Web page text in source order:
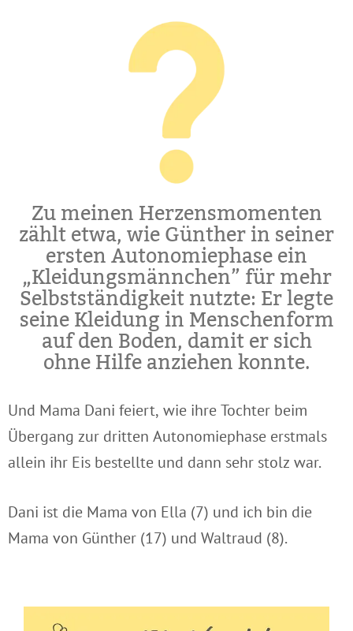
Zu meinen Herzensmomenten
zählt etwa, wie Günther in seiner
ersten Autonomiephase ein
„Kleidungsmännchen” für mehr
Selbstständigkeit nutzte: Er legte
seine Kleidung in Menschenform
auf den Boden, damit er sich
ohne Hilfe anziehen konnte.
Und Mama Dani feiert, wie ihre Tochter beim
Übergang zur dritten Autonomiephase erstmals
allein ihr Eis bestellte und dann sehr stolz war.
Dani ist die Mama von Ella (7) und ich bin die
Mama von Günther (17) und Waltraud (8).